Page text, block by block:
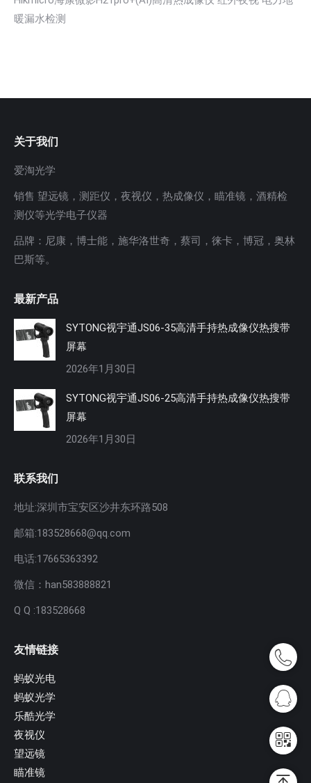
暖漏水检测
关于我们
爱淘光学
销售 望远镜，测距仪，夜视仪，热成像仪，瞄准镜，酒精检
测仪等光学电子仪器
品牌：尼康，博士能，施华洛世奇，蔡司，徕卡，博冠，奥林
巴斯等。
最新产品
SYTONG视宇通JS06-35高清手持热成像仪热搜带
屏幕
2026年1月30日
SYTONG视宇通JS06-25高清手持热成像仪热搜带
屏幕
2026年1月30日
联系我们
地址:深圳市宝安区沙井东环路508
邮箱:183528668@qq.com
电话:17665363392
微信：han583888821
Q Q :183528668
友情链接
蚂蚁光电
蚂蚁光学
乐酷光学
夜视仪
望远镜
瞄准镜